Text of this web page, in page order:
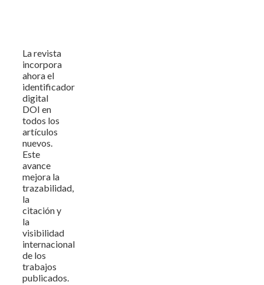
La revista
incorpora
ahora el
identificador
digital
DOI en
todos los
artículos
nuevos.
Este
avance
mejora la
trazabilidad,
la
citación y
la
visibilidad
internacional
de los
trabajos
publicados.